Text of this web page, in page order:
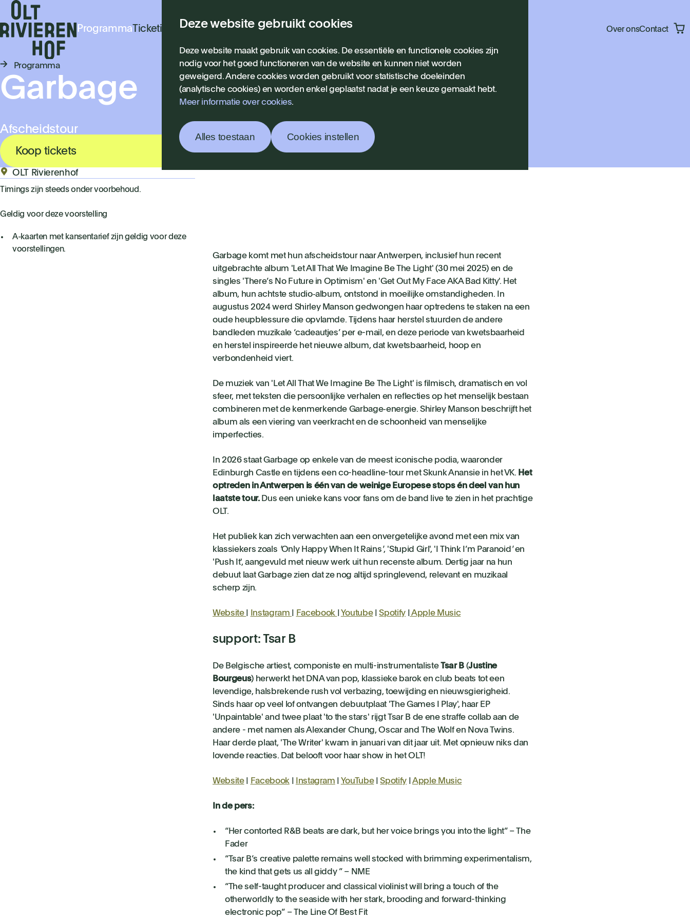
Deze website gebruikt cookies
Deze website maakt gebruik van cookies. De essentiële en functionele cookies zijn
nodig voor het goed functioneren van de website en kunnen niet worden
geweigerd. Andere cookies worden gebruikt voor statistische doeleinden
(analytische cookies) en worden enkel geplaatst nadat je een keuze gemaakt hebt.
Meer informatie over cookies.
Alles toestaan Cookies instellen
Programma Ticketinfo Praktisch Nieuws Over onsContact
Programma
Garbage
Afscheidstour
Koop tickets
OLT Rivierenhof
Timings zijn steeds onder voorbehoud.
Geldig voor deze voorstelling
A-kaarten met kansentarief zijn geldig voor deze
voorstellingen.
Garbage komt met hun afscheidstour naar Antwerpen, inclusief hun recent
uitgebrachte album 'Let All That We Imagine Be The Light' (30 mei 2025) en de
singles 'There’s No Future in Optimism' en 'Get Out My Face AKA Bad Kitty'. Het
album, hun achtste studio‑album, ontstond in moeilijke omstandigheden. In
augustus 2024 werd Shirley Manson gedwongen haar optredens te staken na een
oude heupblessure die opvlamde. Tijdens haar herstel stuurden de andere
bandleden muzikale ‘cadeautjes’ per e-mail, en deze periode van kwetsbaarheid
en herstel inspireerde het nieuwe album, dat kwetsbaarheid, hoop en
verbondenheid viert.
De muziek van 'Let All That We Imagine Be The Light' is filmisch, dramatisch en vol
sfeer, met teksten die persoonlijke verhalen en reflecties op het menselijk bestaan
combineren met de kenmerkende Garbage‑energie. Shirley Manson beschrijft het
album als een viering van veerkracht en de schoonheid van menselijke
imperfecties.
In 2026 staat Garbage op enkele van de meest iconische podia, waaronder
Edinburgh Castle en tijdens een co-headline-tour met Skunk Anansie in het VK. Het
optreden in Antwerpen is één van de weinige Europese stops én deel van hun
laatste tour. Dus een unieke kans voor fans om de band live te zien in het prachtige
OLT.
Het publiek kan zich verwachten aan een onvergetelijke avond met een mix van
klassiekers zoals 'Only Happy When It Rains', 'Stupid Girl', 'I Think I’m Paranoid 'en
'Push It', aangevuld met nieuw werk uit hun recenste album. Dertig jaar na hun
debuut laat Garbage zien dat ze nog altijd springlevend, relevant en muzikaal
scherp zijn.
Website Instagram Facebook Youtube|Spotify Apple Music
support: Tsar B
De Belgische artiest, componiste en multi-instrumentalisteTsar B(Justine
Bourgeus) herwerkt het DNA van pop, klassieke barok en club beats tot een
levendige, halsbrekende rush vol verbazing, toewijding en nieuwsgierigheid.
Sinds haar op veel lof ontvangen debuutplaat 'The Games I Play', haar EP
'Unpaintable' and twee plaat 'to the stars' rijgt Tsar B de ene straffe collab aan de
andere - met namen als Alexander Chung, Oscar and The Wolf en Nova Twins.
Haar derde plaat, 'The Writer' kwam in januari van dit jaar uit. Met opnieuw niks dan
lovende reacties. Dat belooft voor haar show in het OLT!
Website| Facebook| Instagram YouTube|Spotify |Apple Music
In de pers:
“Her contorted R&B beats are dark, but her voice brings you into the light” – The
Fader
“Tsar B’s creative palette remains well stocked with brimming experimentalism,
the kind that gets us all giddy ” – NME
“The self-taught producer and classical violinist will bring a touch of the
otherworldly to the seaside with her stark, brooding and forward-thinking
electronic pop” – The Line Of Best Fit